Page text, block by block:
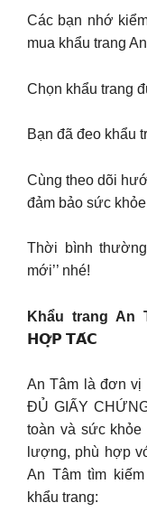
Các bạn nhớ
mua khẩu trang
Chọn khẩu trang
Bạn đã đeo khẩu
Cùng theo dõi
đảm bảo sức
Thời bình
mới’’ nhé!
Khẩu trang An
𝗛𝗢̛̣𝗣 𝗧𝗔́𝗖
An Tâm là đơn vị
ĐỦ GIẤY
toàn và sức
lượng, phù hợp
An Tâm tìm
khẩu trang: